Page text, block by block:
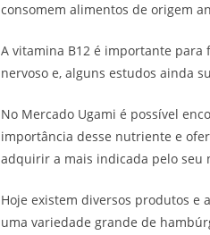
consomem alimentos de origem
A vitamina B12 é importante para
nervoso e, alguns estudos ainda
No Mercado Ugami é possível
importância desse nutriente e
adquirir a mais indicada pelo seu
Hoje existem diversos produtos e
uma variedade grande de